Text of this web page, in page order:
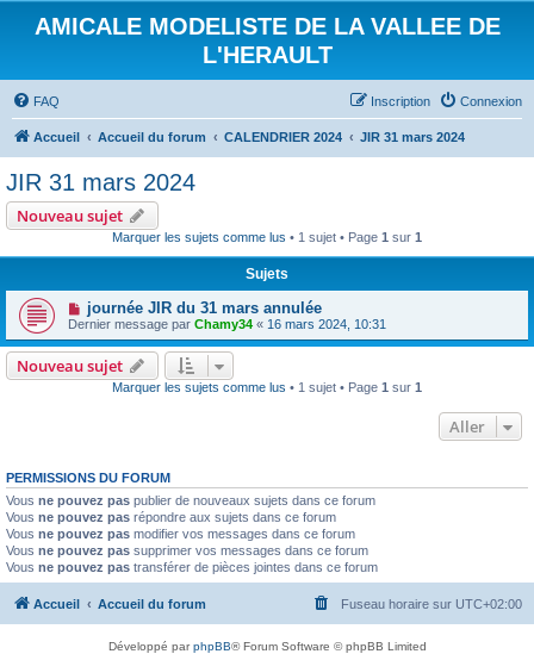
AMICALE MODELISTE DE LA VALLEE DE
L'HERAULT
FAQ Connexion
Inscription
Accueil Accueil du forum CALENDRIER 2024 JIR 31 mars 2024
JIR 31 mars 2024
Nouveau sujet
Marquer les sujets comme lus • 1 sujet • Page 1 sur 1
Sujets
journée JIR du 31 mars annulée
Dernier message par Chamy34 « 16 mars 2024, 10:31
Nouveau sujet
Marquer les sujets comme lus • 1 sujet • Page 1 sur 1
Aller
PERMISSIONS DU FORUM
Vous ne pouvez pas publier de nouveaux sujets dans ce forum
Vous ne pouvez pas répondre aux sujets dans ce forum
Vous ne pouvez pas modifier vos messages dans ce forum
Vous ne pouvez pas supprimer vos messages dans ce forum
Vous ne pouvez pas transférer de pièces jointes dans ce forum
Accueil Accueil du forum Fuseau horaire sur UTC+02:00
Développé parphpBB® Forum Software © phpBB Limited